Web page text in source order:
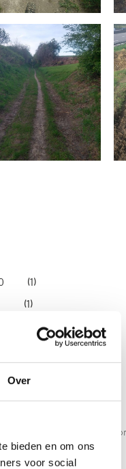
Over
bieden en om ons
voor social
(1)
(1)
Sport Vlaanderen